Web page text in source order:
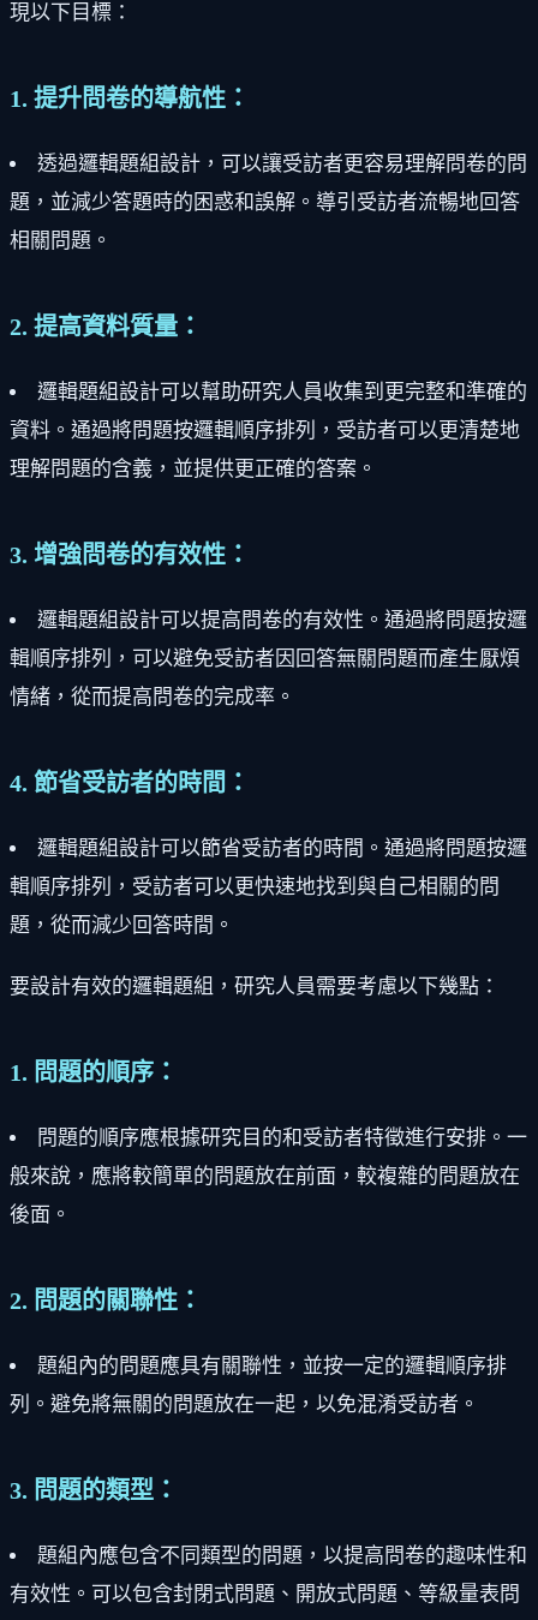
現以下目標：
1. 提升問卷的導航性：
透過邏輯題組設計，可以讓受訪者更容易理解問卷的問
題，並減少答題時的困惑和誤解。導引受訪者流暢地回答
相關問題。
2. 提高資料質量：
邏輯題組設計可以幫助研究人員收集到更完整和準確的
資料。通過將問題按邏輯順序排列，受訪者可以更清楚地
理解問題的含義，並提供更正確的答案。
3. 增強問卷的有效性：
邏輯題組設計可以提高問卷的有效性。通過將問題按邏
輯順序排列，可以避免受訪者因回答無關問題而產生厭煩
情緒，從而提高問卷的完成率。
4. 節省受訪者的時間：
邏輯題組設計可以節省受訪者的時間。通過將問題按邏
輯順序排列，受訪者可以更快速地找到與自己相關的問
題，從而減少回答時間。
要設計有效的邏輯題組，研究人員需要考慮以下幾點：
1. 問題的順序：
問題的順序應根據研究目的和受訪者特徵進行安排。一
般來說，應將較簡單的問題放在前面，較複雜的問題放在
後面。
2. 問題的關聯性：
題組內的問題應具有關聯性，並按一定的邏輯順序排
列。避免將無關的問題放在一起，以免混淆受訪者。
3. 問題的類型：
題組內應包含不同類型的問題，以提高問卷的趣味性和
有效性。可以包含封閉式問題、開放式問題、等級量表問